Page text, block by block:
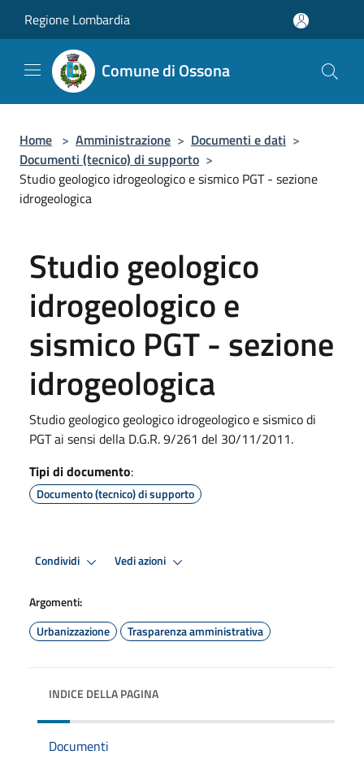
Regione Lombardia
Comune di Ossona
Home > Amministrazione > Documenti e dati >
Documenti (tecnico) di supporto >
Studio geologico idrogeologico e sismico PGT - sezione
idrogeologica
Studio geologico
idrogeologico e
sismico PGT - sezione
idrogeologica
Studio geologico geologico idrogeologico e sismico di
PGT ai sensi della D.G.R. 9/261 del 30/11/2011.
Tipi di documento:
Documento (tecnico) di supporto
Condividi Vedi azioni
Argomenti:
Urbanizzazione
Trasparenza amministrativa
INDICE DELLA PAGINA
Documenti